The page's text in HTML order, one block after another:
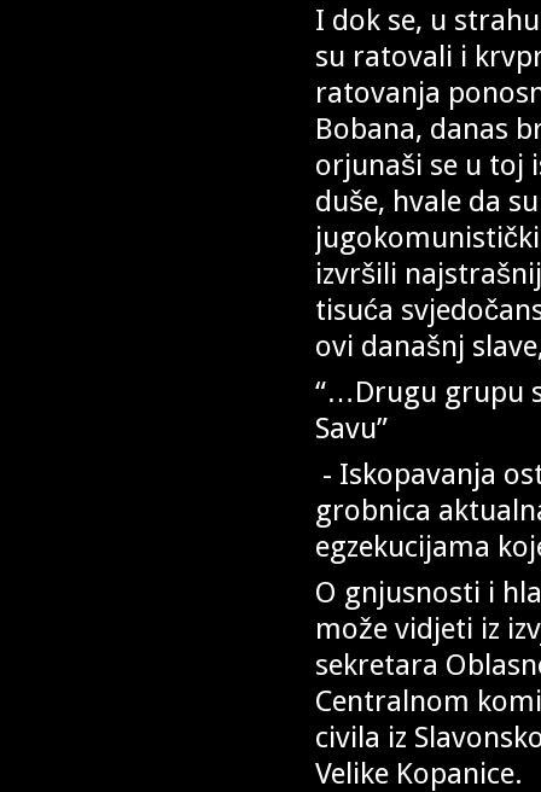
I dok se, u
su ratovali i
ratovanja
Bobana, danas
orjunaši se u toj
duše, hvale da
izvršili
tisuća
ovi današnj
“…Drugu grupu
Savu”
- Iskopavanja
grobnica
egzekucijama
O gnjusnosti i
može vidjeti iz
sekretara
Centralnom
civila iz
Velike Kopanice.